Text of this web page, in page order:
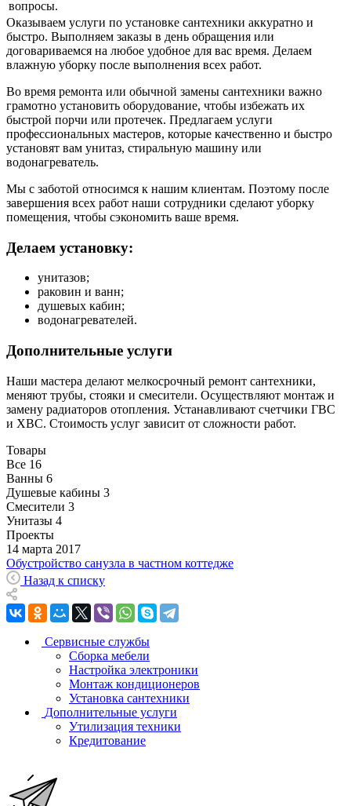
вопросы.
Оказываем услуги по установке сантехники аккуратно и
быстро. Выполняем заказы в день обращения или
договариваемся на любое удобное для вас время. Делаем
влажную уборку после выполнения всех работ.
Во время ремонта или обычной замены сантехники важно
грамотно установить оборудование, чтобы избежать их
быстрой порчи или протечек. Предлагаем услуги
профессиональных мастеров, которые качественно и быстро
установят вам унитаз, стиральную машину или
водонагреватель.
Мы с заботой относимся к нашим клиентам. Поэтому после
завершения всех работ наши сотрудники сделают уборку
помещения, чтобы сэкономить ваше время.
Делаем установку:
унитазов;
раковин и ванн;
душевых кабин;
водонагревателей.
Дополнительные услуги
Наши мастера делают мелкосрочный ремонт сантехники,
меняют трубы, стояки и смесители. Осуществляют монтаж и
замену радиаторов отопления. Устанавливают счетчики ГВС
и ХВС. Стоимость услуг зависит от сложности работ.
Товары
Все 16
Ванны 6
Душевые кабины 3
Смесители 3
Унитазы 4
Проекты
14 марта 2017
Обустройство санузла в частном коттедже
Назад к списку
Сервисные службы
Сборка мебели
Настройка электроники
Монтаж кондиционеров
Установка сантехники
Дополнительные услуги
Утилизация техники
Кредитование